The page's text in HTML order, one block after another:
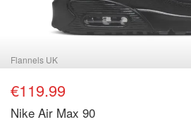
Flannels UK
€119.99
Nike Air Max 90